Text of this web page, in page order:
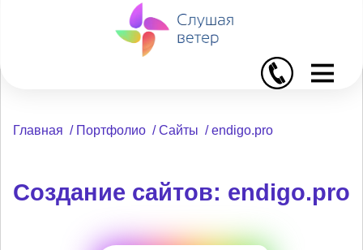
I
Главная / Портфолио / Сайты / endigo.pro
Создание сайтов: endigo.pro